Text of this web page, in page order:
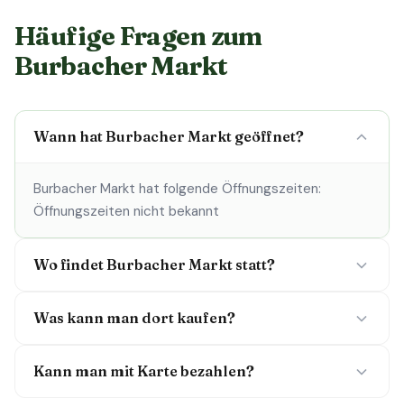
Häufige Fragen zum
Burbacher Markt
Wann hat Burbacher Markt geöffnet?
Burbacher Markt hat folgende Öffnungszeiten:
Öffnungszeiten nicht bekannt
Wo findet Burbacher Markt statt?
Was kann man dort kaufen?
Kann man mit Karte bezahlen?